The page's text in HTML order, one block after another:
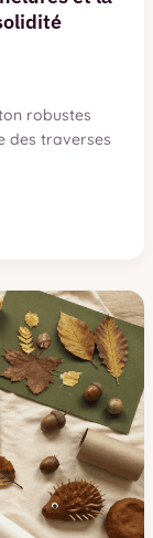
robustes
des traverses